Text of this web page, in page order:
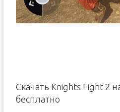
Скачать Knights Fight 2
бесплатно